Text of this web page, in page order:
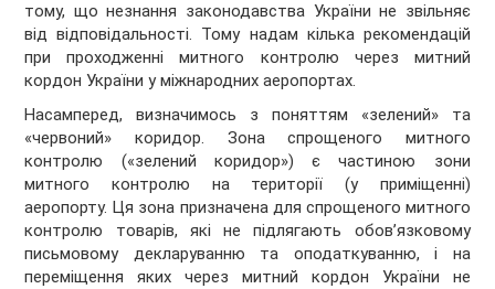
тому, що незнання законодавства України не звільняє
від відповідальності. Тому надам кілька рекомендацій
при проходженні митного контролю через митний
кордон України у міжнародних аеропортах.
Насамперед, визначимось з поняттям «зелений» та
«червоний» коридор. Зона спрощеного митного
контролю («зелений коридор») є частиною зони
митного контролю на території (у приміщенні)
аеропорту. Ця зона призначена для спрощеного митного
контролю товарів, які не підлягають обов’язковому
письмовому декларуванню та оподаткуванню, і на
переміщення яких через митний кордон України не